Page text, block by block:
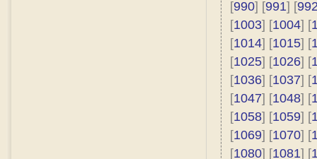
[990] [991] [
[1003] [1004] [
[1014] [1015] [
[1025] [1026] [
[1036] [1037] [
[1047] [1048] [
[1058] [1059] [
[1069] [1070] [
[1080] [1081] [